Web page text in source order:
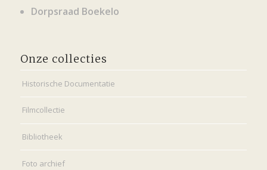
Dorpsraad Boekelo
Onze collecties
Historische Documentatie
Filmcollectie
Bibliotheek
Foto archief